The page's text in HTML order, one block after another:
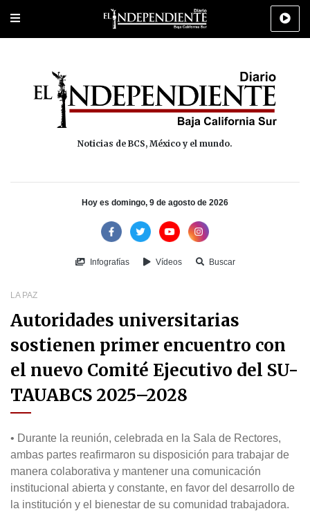
Portada Los Cabos Policiaca Deportes Cultura
Noticias de BCS, México y el mundo.
Hoy es domingo, 9 de agosto de 2026
Infografías Vídeos Buscar
LA PAZ
Autoridades universitarias
sostienen primer encuentro con
el nuevo Comité Ejecutivo del SU-
TAUABCS 2025–2028
• Durante la reunión, celebrada en la Sala de Rectores,
ambas partes reafirmaron su disposición para trabajar de
manera colaborativa y mantener una comunicación
institucional abierta y constante, en favor del desarrollo de
la institución y el bienestar de su comunidad trabajadora.